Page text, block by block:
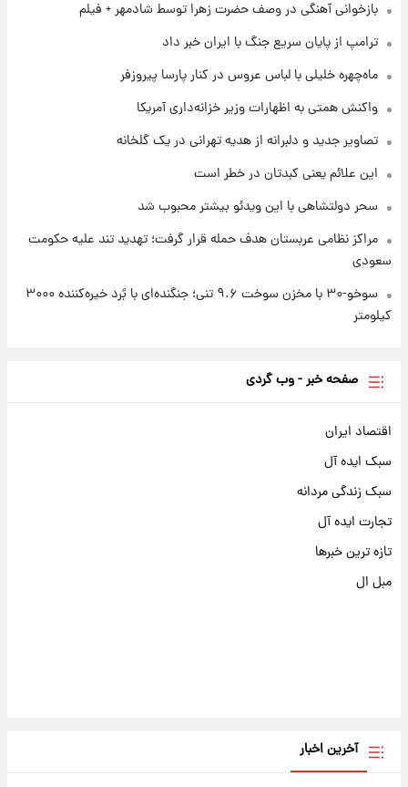
قیمت‌ها تغییر کرد
+جدول
بازخوانی آهنگی در وصف حضرت زهرا توسط شادمهر + فیلم
ترامپ از پایان سریع جنگ با ایران خبر داد
ماه‌چهره خلیلی با لباس عروس در کنار پارسا پیروزفر
واکنش همتی به اظهارات وزیر خزانه‌داری آمریکا
تصاویر جدید و دلبرانه از هدیه تهرانی در یک گلخانه
این علائم یعنی کبدتان در خطر است
سحر دولتشاهی با این ویدئو بیشتر محبوب شد
مراکز نظامی عربستان هدف حمله قرار گرفت؛ تهدید تند علیه حکومت
سعودی
سوخو-۳۰ با مخزن سوخت ۹.۶ تنی؛ جنگنده‌ای با بُرد خیره‌کننده ۳۰۰۰
کیلومتر
صفحه خبر - وب گردی
اقتصاد ایران
سبک ایده آل
سبک زندگی مردانه
تجارت ایده آل
تازه ترین خبرها
مبل ال
آخرین اخبار